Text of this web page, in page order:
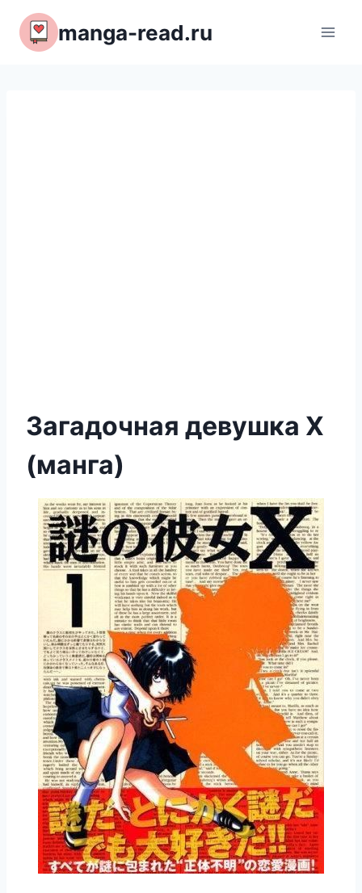
Перейти
содержимому
manga-read.ru
Загадочная девушка Х
(манга)